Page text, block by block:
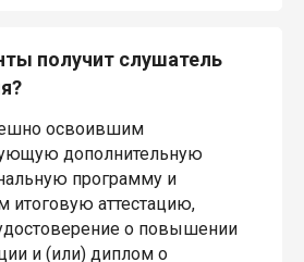
получит слушатель
освоившим
дополнительную
программу и
аттестацию,
о повышении
и (или) диплом о